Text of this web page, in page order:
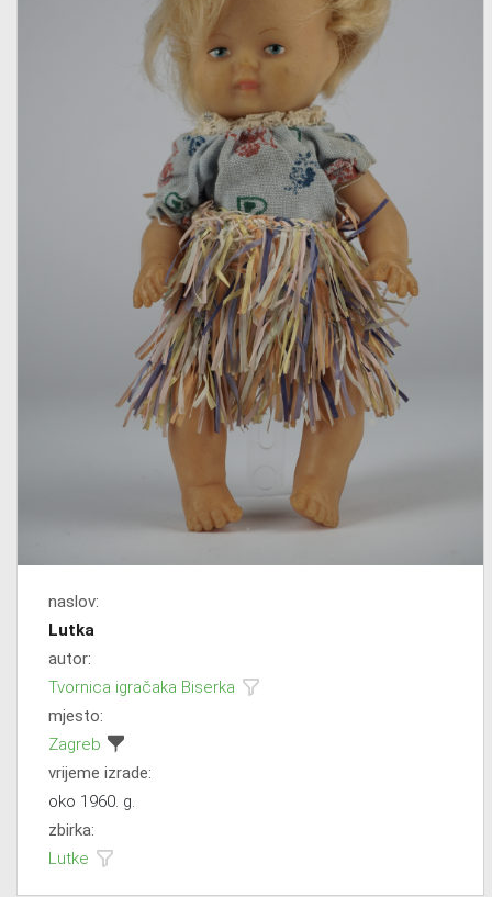
naslov:
Lutka
autor:
Tvornica igračaka Biserka
mjesto:
Zagreb
vrijeme izrade:
oko 1960. g.
zbirka:
Lutke